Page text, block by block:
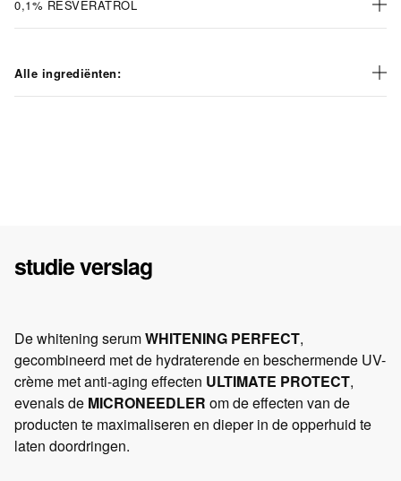
0,1% RESVERATROL
Alle ingrediënten:
studie verslag
De whitening serumWHITENING PERFECT,
gecombineerd met de hydraterende en beschermende UV-
crème met anti-aging effecten ULTIMATE PROTECT,
evenals de MICRONEEDLER om de effecten van de
producten te maximaliseren en dieper in de opperhuid te
laten doordringen.